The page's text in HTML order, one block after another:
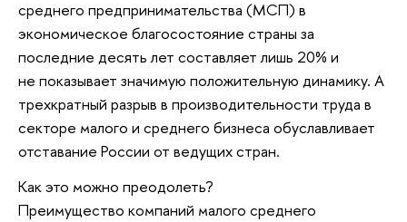
среднего предпринимательства (МСП) в
экономическое благосостояние страны за
последние десять лет составляет лишь 20% и
не показывает значимую положительную динамику. А
трехкратный разрыв в производительности труда в
секторе малого и среднего бизнеса обуславливает
отставание России от ведущих стран.
Как это можно преодолеть?
Преимущество компаний малого среднего